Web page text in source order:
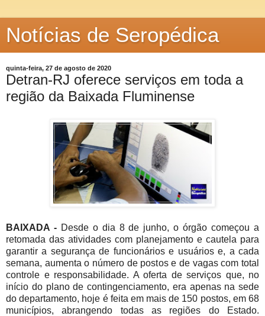
Notícias de Seropédica
quinta-feira, 27 de agosto de 2020
Detran-RJ oferece serviços em toda a
região da Baixada Fluminense
BAIXADA - Desde o dia 8 de junho, o órgão começou a
retomada das atividades com planejamento e cautela para
garantir a segurança de funcionários e usuários e, a cada
semana, aumenta o número de postos e de vagas com total
controle e responsabilidade. A oferta de serviços que, no
início do plano de contingenciamento, era apenas na sede
do departamento, hoje é feita em mais de 150 postos, em 68
municípios, abrangendo todas as regiões do Estado.